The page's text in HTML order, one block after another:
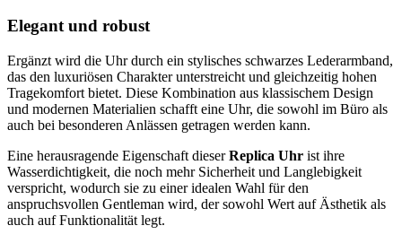
Elegant und robust
Ergänzt wird die Uhr durch ein stylisches schwarzes Lederarmband,
das den luxuriösen Charakter unterstreicht und gleichzeitig hohen
Tragekomfort bietet. Diese Kombination aus klassischem Design
und modernen Materialien schafft eine Uhr, die sowohl im Büro als
auch bei besonderen Anlässen getragen werden kann.
Eine herausragende Eigenschaft dieserReplica Uhr ist ihre
Wasserdichtigkeit, die noch mehr Sicherheit und Langlebigkeit
verspricht, wodurch sie zu einer idealen Wahl für den
anspruchsvollen Gentleman wird, der sowohl Wert auf Ästhetik als
auch auf Funktionalität legt.